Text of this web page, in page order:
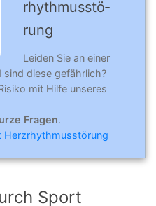
rhythmus­stö­
rung
Leiden Sie an einer
sind diese gefährlich?
mit Hilfe unseres
Fragen.
Herzrhythmusstörung
Sport